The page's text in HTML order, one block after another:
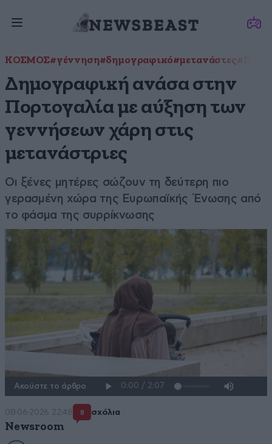
ΚΟΣΜΟΣ#γέννηση#δημογραφικό#μετανάστες
Δημογραφική ανάσα στην
Πορτογαλία με αύξηση των
γεννήσεων χάρη στις
μετανάστριες
Οι ξένες μητέρες σώζουν τη δεύτερη πιο
γερασμένη χώρα της Ευρωπαϊκής Ένωσης από
το φάσμα της συρρίκνωσης
Ακούστε το άρθρο
08·06·2026 22:48 8 σχόλια
Newsroom